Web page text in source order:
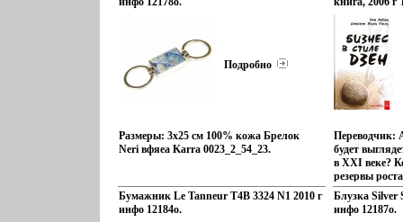
Подробно
Размеры: 3х25 см 100% кожа Брелок
Neri вфяеа Karra 0023_2_54_23.
Бумажник Le Tanneur T4B 3324 N1 2010 г
инфо 12184o.
и студентов
технических
управления,
Автор
главное!
собрания?
Знаете ли
рабочую
Сможете ли
между
собранные в
сделать
ISBN 5-
Формат:
12183o.
Переводчик:
будет
в XXI веке?
резервы
исчерпаны, в
остается
Блузка Silver
инфо 12187o.